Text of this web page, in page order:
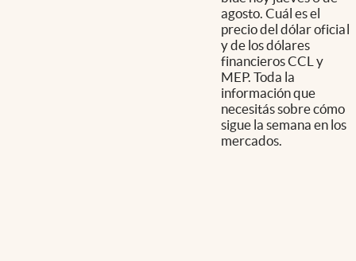
agosto. Cuál es el
precio del dólar oficial
y de los dólares
financieros CCL y
MEP. Toda la
información que
necesitás sobre cómo
sigue la semana en los
mercados.